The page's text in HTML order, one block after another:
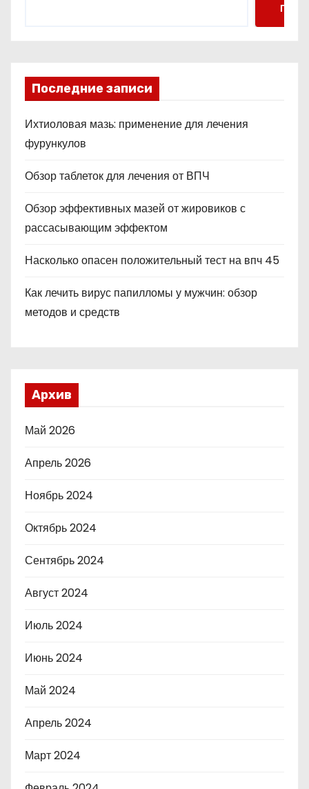
Поиск
Последние записи
Ихтиоловая мазь: применение для лечения
фурункулов
Обзор таблеток для лечения от ВПЧ
Обзор эффективных мазей от жировиков с
рассасывающим эффектом
Насколько опасен положительный тест на впч 45
Как лечить вирус папилломы у мужчин: обзор
методов и средств
Архив
Май 2026
Апрель 2026
Ноябрь 2024
Октябрь 2024
Сентябрь 2024
Август 2024
Июль 2024
Июнь 2024
Май 2024
Апрель 2024
Март 2024